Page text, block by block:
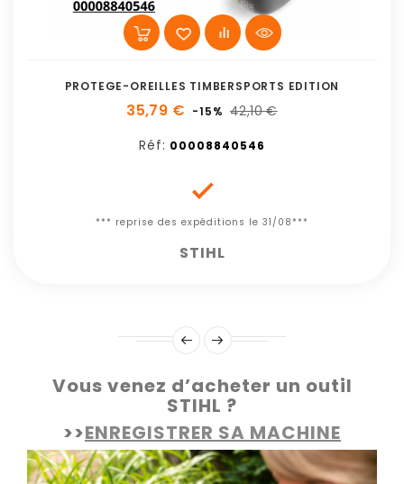
PROTEGE-OREILLES TIMBERSPORTS EDITION
35,79 € -15% 42,10 €
Réf: 00008840546

*** reprise des expéditions le 31/08***
STIHL
Vous venez d’acheter un outil
STIHL ?
>>ENREGISTRER SA MACHINE